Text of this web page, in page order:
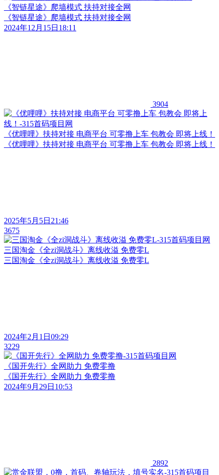
《智链星途》爬墙模式 扶持对接全网
《智链星途》爬墙模式 扶持对接全网
2024年12月15日18:11
3904
《优哩哩》扶持对接 电商平台 可零撸上车 包教会 即将上线！
《优哩哩》扶持对接 电商平台 可零撸上车 包教会 即将上线！
2025年5月5日21:46
3675
三国淘金《全zi洞战斗》离线收溢 免费零L
三国淘金《全zi洞战斗》离线收溢 免费零L
2024年2月1日09:29
3229
《国开先行》全网助力 免费零撸
《国开先行》全网助力 免费零撸
2024年9月29日10:53
2892